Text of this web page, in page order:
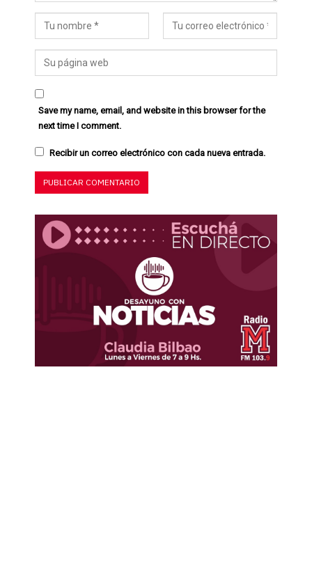
Save my name, email, and website in this browser for the
next time I comment.
Recibir un correo electrónico con cada nueva entrada.